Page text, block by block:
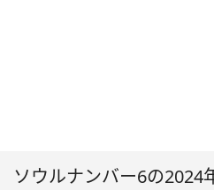
ソウルナンバー6の2024